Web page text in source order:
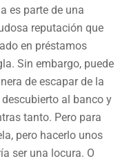
es parte de una
reputación que
en préstamos
Sin embargo, puede
de escapar de la
al banco y
tanto. Pero para
pero hacerlo unos
ser una locura. O